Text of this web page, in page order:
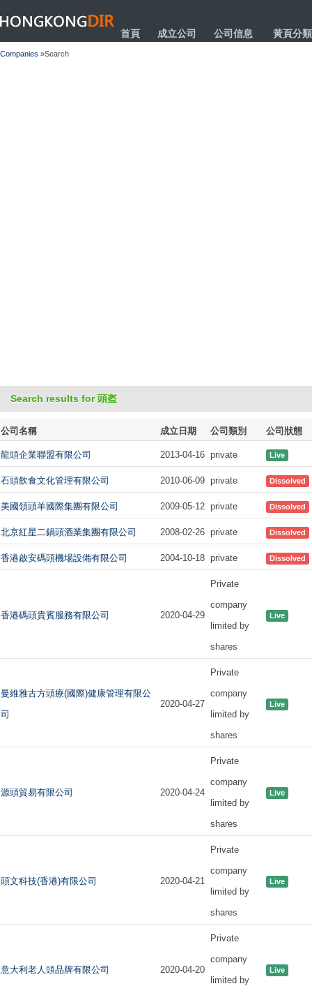
HONGKONGDIR
首頁 成立公司 公司信息 黃頁分類
Companies »Search
Search results for 頭盔
公司名稱 成立日期 公司類別 公司狀態
龍頭企業聯盟有限公司 2013-04-16 private Live
石頭飲食文化管理有限公司 2010-06-09 private Dissolved
美國領頭羊國際集團有限公司 2009-05-12 private Dissolved
北京紅星二鍋頭酒業集團有限公司 2008-02-26 private Dissolved
香港啟安碼頭機場設備有限公司 2004-10-18 private Dissolved
香港碼頭貴賓服務有限公司 2020-04-29
Private
company
limited by
shares
Live
曼維雅古方頭療(國際)健康管理有限公
司
2020-04-27
Private
company
limited by
shares
Live
源頭貿易有限公司 2020-04-24
Private
company
limited by
shares
Live
頭文科技(香港)有限公司 2020-04-21
Private
company
limited by
shares
Live
意大利老人頭品牌有限公司 2020-04-20
Private
company
limited by
Live